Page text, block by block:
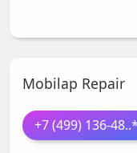
Mobilap Repair
+7 (499) 136-48